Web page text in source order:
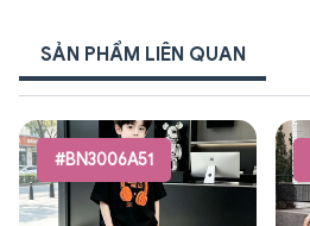
SẢN PHẨM LIÊN QUAN
#BN3006A51